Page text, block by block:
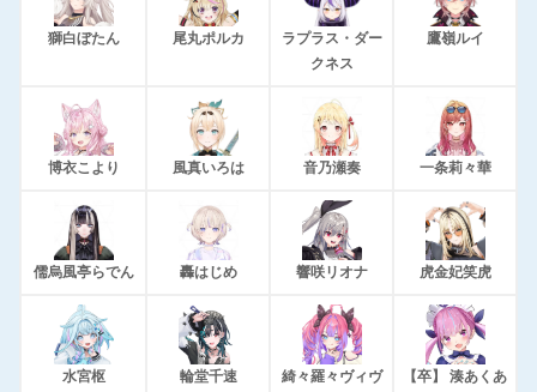
獅白ぼたん 尾丸ポルカ
ラプラス・ダー
クネス
鷹嶺ルイ
博衣こより 風真いろは 音乃瀬奏 一条莉々華
儒烏風亭らでん 轟はじめ 響咲リオナ 虎金妃笑虎
水宮枢 輪堂千速
綺々羅々ヴィヴ
【卒】 湊あくあ